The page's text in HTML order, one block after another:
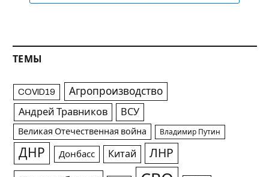
ТЕМЫ
COVID19 Агропроизводство
Андрей Травников ВСУ
Великая Отечественная война Владимир Путин
ДНР Донбасс Китай ЛНР